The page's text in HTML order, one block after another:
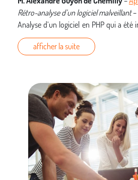
Rétro-analyse d’un logiciel malveillant–
Analyse d’un logiciel en PHP qui a été
désobfuscation, présentation de la
afficher la suite